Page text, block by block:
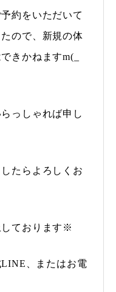
約をいただいて
ので、新規の体
きかねますm(_
っしゃれば申し
たらよろしくお
ております※
、またはお電